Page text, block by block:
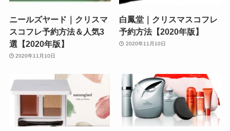
ニールズヤード｜クリスマ
スコフレ予約方法＆人気3
選【2020年版】
2020年11月10日
白鳳堂｜クリスマスコフレ
予約方法【2020年版】
2020年11月10日